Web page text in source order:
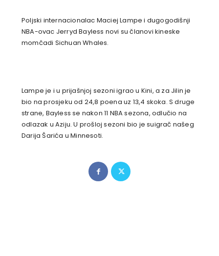
Poljski internacionalac Maciej Lampe i dugogodišnji
NBA-ovac Jerryd Bayless novi su članovi kineske
momčadi Sichuan Whales.
Lampe je i u prijašnjoj sezoni igrao u Kini, a za Jilin je
bio na prosjeku od 24,8 poena uz 13,4 skoka. S druge
strane, Bayless se nakon 11 NBA sezona, odlučio na
odlazak u Aziju. U prošloj sezoni bio je suigrač našeg
Darija Šarića u Minnesoti.